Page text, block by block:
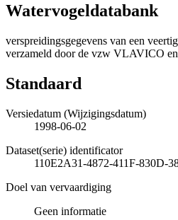
Watervogeldatabank
verspreidingsgegevens van een
verzameld door de vzw VLAVICO
Standaard
Versiedatum (Wijzigingsdatum)
1998-06-02
Dataset(serie) identificator
110E2A31-4872-411F-830D-
Doel van vervaardiging
Geen informatie